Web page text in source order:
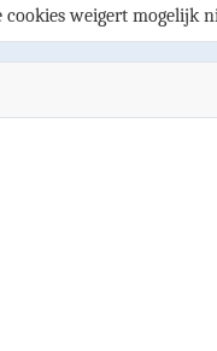
weigert mogelijk